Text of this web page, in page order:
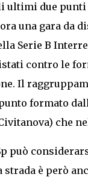
ultimi due
una gara da
Serie B
contro le
Il
formato
che
può
è però